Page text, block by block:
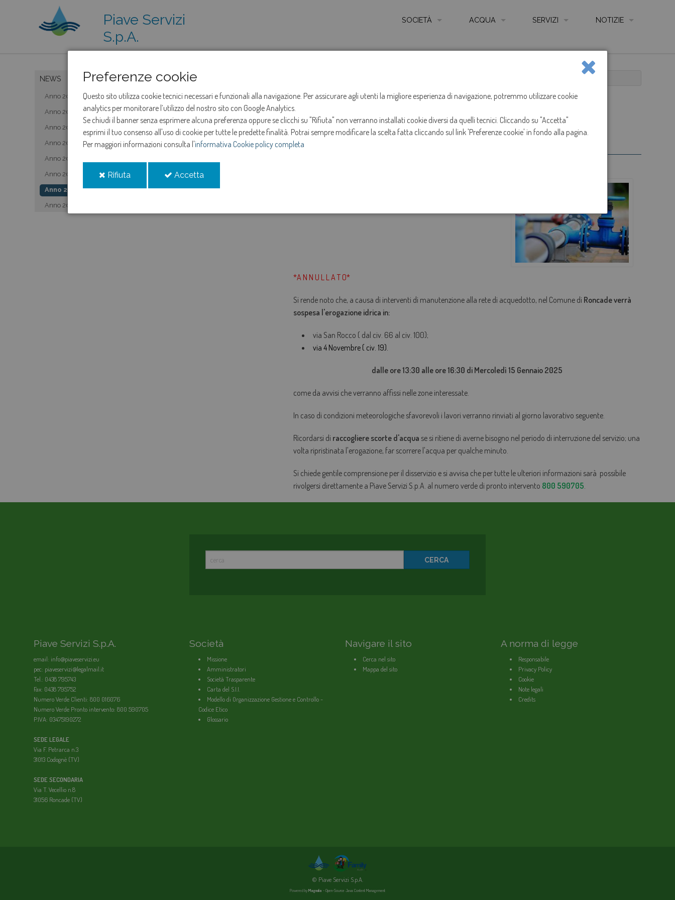
Preferenze cookie
Questo sito utilizza cookie tecnici necessari e funzionali alla navigazione. Per assicurare agli utenti la migliore esperienza di navigazione, potremmo utilizzare cookie
analytics per monitorare l’utilizzo del nostro sito con Google Analytics.
Se chiudi il banner senza esprimere alcuna preferenza oppure se clicchi su "Rifiuta" non verranno installati cookie diversi da quelli tecnici. Cliccando su "Accetta"
esprimi il tuo consenso all'uso di cookie per tutte le predette finalità. Potrai sempre modificare la scelta fatta cliccando sul link 'Preferenze cookie' in fondo alla pagina.
Per maggiori informazioni consulta l'informativa Cookie policy completa
Rifiuta Accetta
Piave Servizi
S.p.A.
SOCIETÀ
MISSIONE
MODELLO DI ORGANIZZAZIONE GESTIONE E CONTROLLO - CODICE ETICO
ACQUA
QUALITÀ DELL'ACQUA
SERVIZI
AUTOLETTURA CONTATORE ONLINE
COME LEGGERE IL CONTATORE
TABELLE ONERI PRESTAZIONI E SERVIZI
AGEVOLAZIONI TARIFFARIE
PERDITE OCCULTE - FONDO ACQUA PER TE
GLOSSARIO
MICROFINANZIAMENTI PER ALLACCI FOGNARI
NOTIZIE
NEWS
NEWS
Anno 2019
Anno 2020
Anno 2021
Anno 2022
Anno 2023
Anno 2024
Anno 2025
Anno 2026
Sospensione erogazione acqua a
Roncade.
*A N N U L L A T O*
Si rende noto che, a causa di interventi di manutenzione alla rete di acquedotto, nel Comune di Roncade verrà
sospesa l'erogazione idrica in:
via San Rocco ( dal civ. 66 al civ. 100);
via 4 Novembre ( civ. 19).
dalle ore 13:30 alle ore 16:30 di Mercoledì 15 Gennaio 2025
come da avvisi che verranno affissi nelle zone interessate.
In caso di condizioni meteorologiche sfavorevoli i lavori verranno rinviati al giorno lavorativo seguente.
Ricordarsi di raccogliere scorte d'acqua se si ritiene di averne bisogno nel periodo di interruzione del servizio; una
volta ripristinata l'erogazione, far scorrere l'acqua per qualche minuto.
Si chiede gentile comprensione per il disservizio e si avvisa che per tutte le ulteriori informazioni sarà possibile
rivolgersi direttamente a Piave Servizi S.p.A. al numero verde di pronto intervento 800 590705.
CERCA
Piave Servizi S.p.A.
email: info@piaveservizi.eu
pec: piaveservizi@legalmail.it
Tel.: 0438 795743
Fax: 0438 795752
Numero Verde Clienti: 800 016076
Numero Verde Pronto intervento: 800 590705
P.IVA: 03475190272
SEDE LEGALE
Via F. Petrarca n.3
31013 Codognè (TV)
SEDE SECONDARIA
Via T. Vecellio n.8
31056 Roncade (TV)
Società
Missione
Amministratori
Società Trasparente
Carta del S.I.I.
Modello di Organizzazione Gestione e Controllo -
Codice Etico
Glossario
Navigare il sito
Cerca nel sito
Mappa del sito
A norma di legge
Responsabile
Privacy Policy
Cookie
Note legali
Credits
© Piave Servizi S.p.A.
Powered by Magnolia - Open-Source Java Content Management